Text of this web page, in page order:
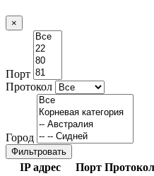
×
Порт
Протокол
Город
Фильтровать
IP адрес Порт Протокол